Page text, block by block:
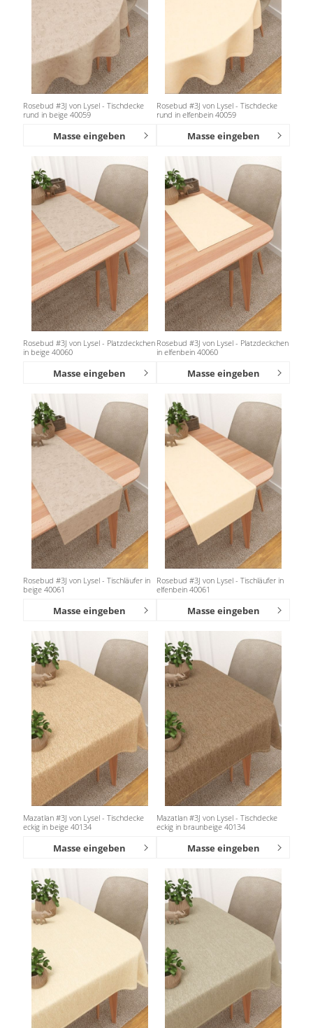
Rosebud #3J von Lysel - Tischdecke
rund in beige 40059
Masse eingeben
Rosebud #3J von Lysel - Tischdecke
rund in elfenbein 40059
Masse eingeben
Rosebud #3J von Lysel - Platzdeckchen
in beige 40060
Masse eingeben
Rosebud #3J von Lysel - Platzdeckchen
in elfenbein 40060
Masse eingeben
Rosebud #3J von Lysel - Tischläufer in
beige 40061
Masse eingeben
Rosebud #3J von Lysel - Tischläufer in
elfenbein 40061
Masse eingeben
Mazatlan #3J von Lysel - Tischdecke
eckig in beige 40134
Masse eingeben
Mazatlan #3J von Lysel - Tischdecke
eckig in braunbeige 40134
Masse eingeben